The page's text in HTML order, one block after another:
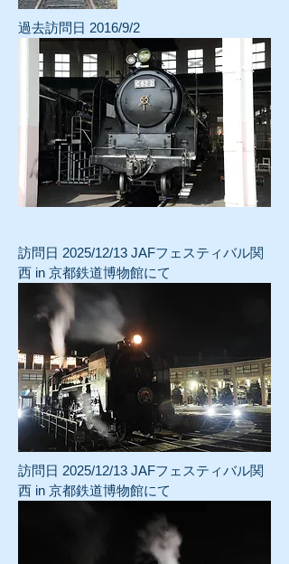
過去訪問日 2016/9/2
訪問日 2025/12/13 JAFフェスティバル関
西 in 京都鉄道博物館にて
訪問日 2025/12/13 JAFフェスティバル関
西 in 京都鉄道博物館にて